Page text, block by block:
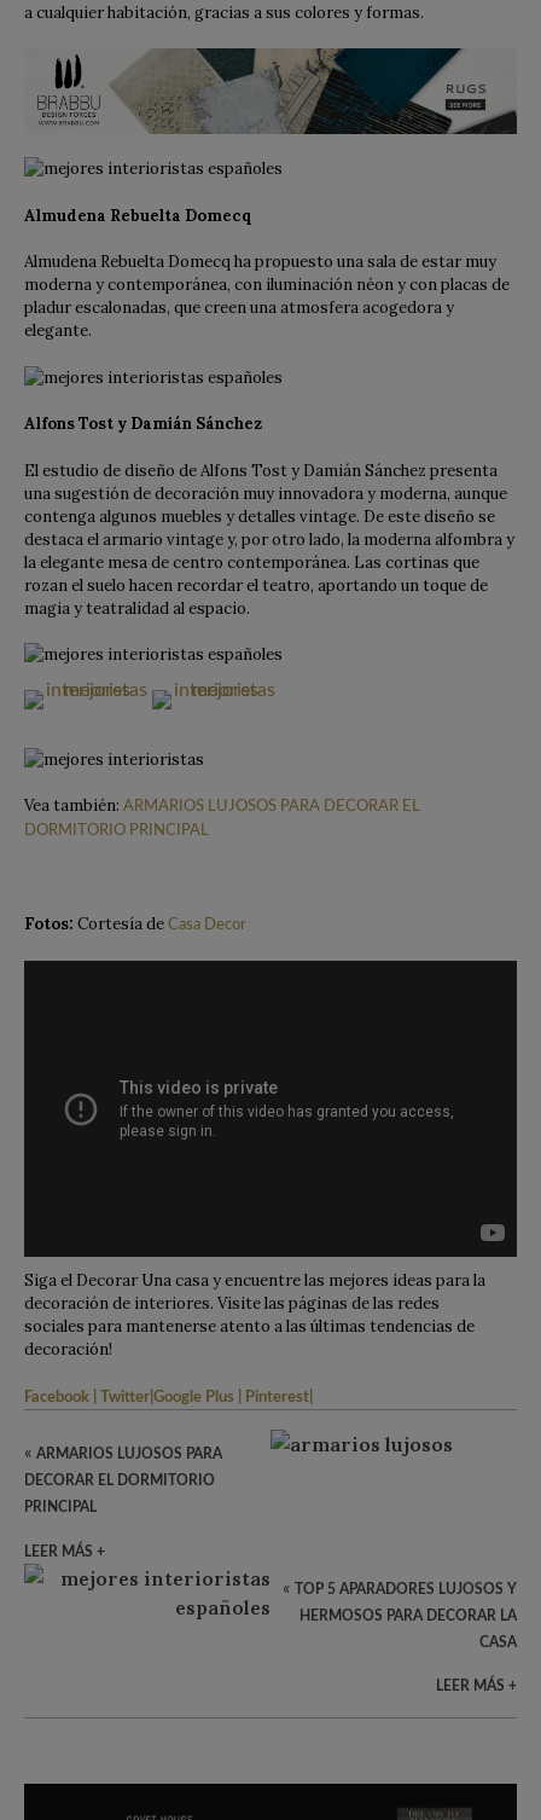
a cualquier habitación, gracias a sus colores y formas.
Almudena Rebuelta Domecq
Almudena Rebuelta Domecq ha propuesto una sala de estar muy
moderna y contemporánea, con iluminación néon y con placas de
pladur escalonadas, que creen una atmosfera acogedora y
elegante.
Alfons Tost y Damián Sánchez
El estudio de diseño de Alfons Tost y Damián Sánchez presenta
una sugestión de decoración muy innovadora y moderna, aunque
contenga algunos muebles y detalles vintage. De este diseño se
destaca el armario vintage y, por otro lado, la moderna alfombra y
la elegante mesa de centro contemporánea. Las cortinas que
rozan el suelo hacen recordar el teatro, aportando un toque de
magia y teatralidad al espacio.
Vea también: ARMARIOS LUJOSOS PARA DECORAR EL
DORMITORIO PRINCIPAL
Fotos: Cortesía de Casa Decor
Siga el Decorar Una casa y encuentre las mejores ideas para la
decoración de interiores. Visite las páginas de las redes
sociales para mantenerse atento a las últimas tendencias de
decoración!
Facebook Twitter Google Plus Pinterest
« ARMARIOS LUJOSOS PARA
DECORAR EL DORMITORIO
PRINCIPAL
LEER MÁS +
« TOP 5 APARADORES LUJOSOS Y
HERMOSOS PARA DECORAR LA
CASA
LEER MÁS +